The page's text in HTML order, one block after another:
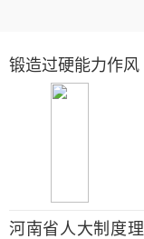
锻造过硬能力作
河南省人大制度